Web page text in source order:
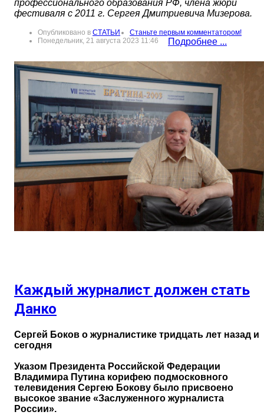
профессионального образования РФ, члена жюри
фестиваля с 2011 г. Сергея Дмитриевича Мизерова.
Опубликовано в СТАТЬИ
Станьте первым комментатором!
Понедельник, 21 августа 2023 11:46
Подробнее ...
Каждый журналист должен стать
Данко
Сергей Боков о журналистике тридцать лет назад и
сегодня
Указом Президента Российской Федерации
Владимира Путина корифею подмосковного
телевидения Сергею Бокову было присвоено
высокое звание «Заслуженного журналиста
России».